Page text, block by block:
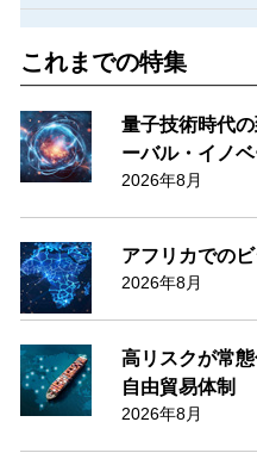
これまでの特集
量子技術時代
ーバル・イノ
2026年8月
アフリカでの
2026年8月
高リスクが常
自由貿易体制
2026年8月